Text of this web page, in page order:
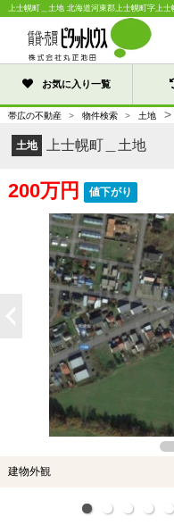
お気に入り一覧
帯広の不動産 > 物件検索 > 土地 >
土地 上士幌町＿土地
200万円 値下がり
建物外観